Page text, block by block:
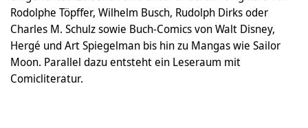
Rodolphe Töpffer, Wilhelm Busch, Rudolph Dirks oder
Charles M. Schulz sowie Buch-Comics von Walt Disney,
Hergé und Art Spiegelman bis hin zu Mangas wie Sailor
Moon. Parallel dazu entsteht ein Leseraum mit
Comicliteratur.